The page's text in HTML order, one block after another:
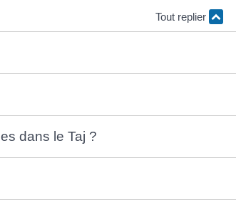
Tout replier
dans le Taj ?